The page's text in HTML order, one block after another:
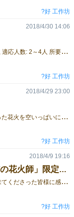
?好 工作坊
猫タウワー 対象年齢: 4歲以上 適応人数: 2～4人 所要時間: 約10分間～15分間 「にゃん～うまそうな一夜干し魚にゃん」デブネコちゃんがじ～と見つめている中、 他の猫たちも集まってきました。たかいたかいところにある干魚がほしいなぁと、何回ジャンプしても届かない... 猫ちゃんのためになんとかしてあげたい！一匹、二匹、三匹... 慎重に重ねて、猫タウワーで干魚をとりましょう！ ゲームの目的：手札の猫カードをを早く出し切ったプレイヤーが勝利者になります。 遊び方：手番が回ってきたら、サイコロを振り、プレイヤーはサイコロの出目に相応した動きをします。 「猫の花火師」をネットで予約し、東京会場までご購入してくださった方には数限定の巾着袋を差し上げます。 2018東京ゲームマーケットの予約フォーム ブース番号I03 ハロー工房、土日両日、体験卓あり！ 「猫の花火師」予約特典:「猫の花火師」限定巾着袋！ 予約受付中！→Go! #猫タワー #ゲムマ #ゲームマーケット #ボードゲーム #boardgame #ＡＺＡ
2018/4/30 14:06
?好 工作坊
猫
花火師はみんな、自分が作った花火を空いっぱいに咲かせることを夢見ています。プレイヤーが猫師匠の得意技を学び、仲間と一緒に楽しい花火を咲かせ、きれいな花火をいっぱい創り上げましょう。 ゲームの目的： 花火筒と花火玉で夜空に23枚の花火タイルを咲かせ、きれいな花火模様を夜空のボードに打ち上げて、高得点を競うゲームです。 手番の進め方： 1.花火を打ち上げる： サイコロを花火筒に入れ、タイルがひっくり返るように箱の真上からサイコロを落としましょう。おすすめの距離は50cm/このやり方を「基本の打ち上げ方」と呼ぶ。 2.タイルをもらう： 花火模様側を向いているタイルの中で好きなタイルをもらいます。サイコロの出目によってもらうタイルの数が変わります。 3.シティボードで組み合わせる： ゲーム終了条件の確認都合により、もらった花火タイルはすぐに23コの枠に配置しなければなりませんが、配置した花火タイルについては、ゲーム中いつでも自由に位置を変更できます。より高得点を目指しましょう。 採点の範例：35点 手番になったら、アクションカードを一枚引き、技名を読んでください。 a.個人技：技名やイラストを確認しながら、その通りの技で打ち上げてください。 b.共同技：任意にプレイヤーを選び、協力してもらいましょう。 「猫の花火師」をネットで予約し、東京会場までご購入してくださった方には数限定の巾着袋を差し上げます。 2018東京ゲームマーケットの予約フォーム ブース番号I03 ハロー工房、土日両日、体験卓あり！ 「猫の花火師」予約特典:「猫の花火師」限定巾着袋！ 予約受付中！→Go! #猫タワー #ゲムマ #ゲームマーケット #ボードゲーム #boardgame #ＡＺＡ
2018/4/29 23:00
?好 工作坊
【I03】予約特典:「猫の花火師」限定巾着袋！予約受付中！
猫タワー 大阪のイベントに来てくださった皆様に感謝です(*≧∀≦*) 「猫の花火師」をネットで予約し、東京会場までご購入してくださった方には数限定の巾着袋を差し上げます。 2018東京ゲームマーケットの予約フォーム ブース番号I03 ハロー工房、土日両日、体験卓あり！ 「猫の花火師」予約特典:「猫の花火師」限定巾着袋！ 予約受付中！→Go! #猫タワー #ゲムマ #ゲームマーケット #ボードゲーム #boardgame #ＡＺＡ
2018/4/9 19:16
?好 工作坊